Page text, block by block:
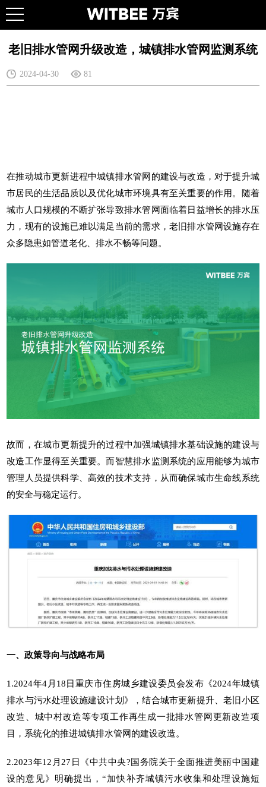
老旧排水管网升级改造，城镇排水管网监测系统
2024-04-30 81
在推动城市更新进程中城镇排水管网的建设与改造，对于提升城
市居民的生活品质以及优化城市环境具有至关重要的作用。随着
城市人口规模的不断扩张导致排水管网面临着日益增长的排水压
力，现有的设施已难以满足当前的需求，老旧排水管网设施存在
众多隐患如管道老化、排水不畅等问题。
故而，在城市更新提升的过程中加强城镇排水基础设施的建设与
改造工作显得至关重要。而智慧排水监测系统的应用能够为城市
管理人员提供科学、高效的技术支持，从而确保城市生命线系统
的安全与稳定运行。
一、政策导向与战略布局
1.2024年4月18日重庆市住房城乡建设委员会发布《2024年城镇
排水与污水处理设施建设计划》，结合城市更新提升、老旧小区
改造、城中村改造等专项工作再生成一批排水管网更新改造项
目，系统化的推进城镇排水管网的建设改造。
2.2023年12月27日《中共中央?国务院关于全面推进美丽中国建
设的意见》明确提出，“加快补齐城镇污水收集和处理设施短